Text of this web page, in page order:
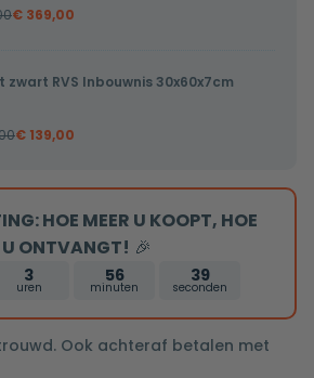
€ 369,00
zwart RVS Inbouwnis 30x60x7cm
€ 139,00
HOE MEER U KOOPT, HOE
U ONTVANGT! 🎉
3
uren
56
minuten
39
seconden
Ook achteraf betalen met